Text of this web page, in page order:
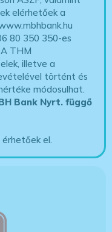
elérhetőek a
80 350 350-es
THM
illetve a
történt és
módosulhat.
Bank Nyrt. függő
érhetőek el.